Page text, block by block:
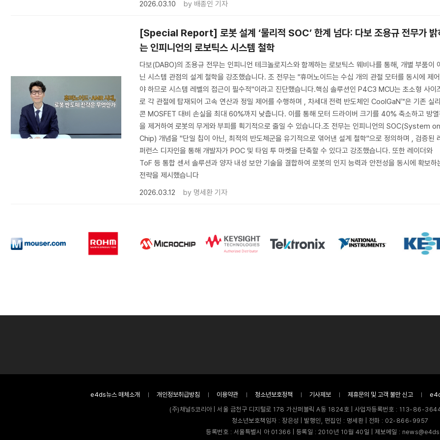
2026.03.10
by 배종인 기자
[Special Report] 로봇 설계 ‘물리적 SOC’ 한계 넘다: 다보 조용규 전무가 밝
는 인피니언의 로보틱스 시스템 철학
다보(DABO)의 조용규 전무는 인피니언 테크놀로지스와 함께하는 로보틱스 웨비나를 통해, 개별 부품이
닌 시스템 관점의 설계 철학을 강조했습니다. 조 전무는 "휴머노이드는 수십 개의 관절 모터를 동시에 제
야 하므로 시스템 레벨의 접근이 필수적"이라고 진단했습니다.핵심 솔루션인 P4C3 MCU는 초소형 사이
로 각 관절에 탑재되어 고속 연산과 정밀 제어를 수행하며 , 차세대 전력 반도체인 CoolGaN™은 기존 실리
콘 MOSFET 대비 손실을 최대 60%까지 낮춥니다. 이를 통해 모터 드라이버 크기를 40% 축소하고 방
을 제거하여 로봇의 무게와 부피를 획기적으로 줄일 수 있습니다.조 전무는 인피니언의 SOC(System on
Chip) 개념을 "단일 칩이 아닌, 최적의 반도체군을 유기적으로 엮어낸 설계 철학"으로 정의하며 , 검증된
퍼런스 디자인을 통해 개발자가 POC 및 타임 투 마켓을 단축할 수 있다고 강조했습니다. 또한 레이더와
ToF 등 통합 센서 솔루션과 양자 내성 보안 기술을 결합하여 로봇의 인지 능력과 안전성을 동시에 확보하
전략을 제시했습니다
2026.03.12
by 명세환 기자
e4ds뉴스 매체소개 개인정보취급방침 이용약관 청소년보호정책 기사제보 제휴문의 및 고객 불만 신고
(주)채널5코리아 | 서울 금천구 디지털로 178 가산퍼블릭 A동 1824호 | 사업자등록번호 : 113-86-
청소년보호책임자 : 장은성 | 발행인, 편집인 : 명세환 | 전화 : 02-866-9957
등록번호 : 서울특별시 아 01366 | 등록일 : 2010년 10월 40일 | 제보메일 :